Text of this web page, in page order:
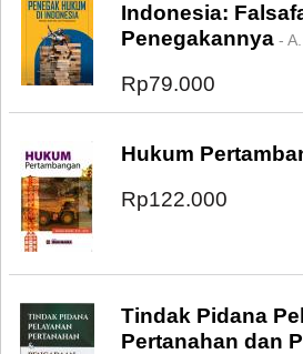
Indonesia:
Penegakannya -
Rp79.000
Hukum
Rp122.000
Tindak Pidana
Pertanahan dan